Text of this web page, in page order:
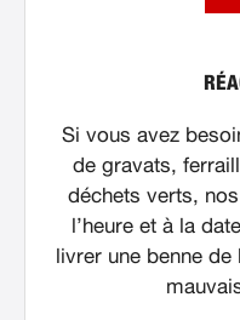
Si vous avez
de gravats,
déchets verts,
l’heure et à la
livrer une benne